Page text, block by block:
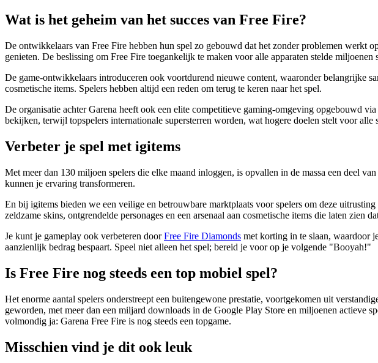
Wat is het geheim van het succes van Free Fire?
De ontwikkelaars van Free Fire hebben hun spel zo gebouwd dat het zonder problemen werkt
genieten. De beslissing om Free Fire toegankelijk te maken voor alle apparaten stelde
De game-ontwikkelaars introduceren ook voortdurend nieuwe content, waaronder belangrijke
cosmetische items. Spelers hebben altijd een reden om terug te keren naar het spel.
De organisatie achter Garena heeft ook een elite competitieve gaming-omgeving opgebouwd
bekijken, terwijl topspelers internationale supersterren worden, wat hogere doelen stelt voor alle
Verbeter je spel met igitems
Met meer dan 130 miljoen spelers die elke maand inloggen, is opvallen in de massa een deel
kunnen je ervaring transformeren.
En bij igitems bieden we een veilige en betrouwbare marktplaats voor spelers om deze
zeldzame skins, ontgrendelde personages en een arsenaal aan cosmetische items die laten zien
Je kunt je gameplay ook verbeteren doorFree Fire Diamonds met korting in te slaan, waardoor
aanzienlijk bedrag bespaart. Speel niet alleen het spel; bereid je voor op je volgende "Booyah!"
Is Free Fire nog steeds een top mobiel spel?
Het enorme aantal spelers onderstreept een buitengewone prestatie, voortgekomen uit
geworden, met meer dan een miljard downloads in de Google Play Store en miljoenen actieve
volmondig ja: Garena Free Fire is nog steeds een topgame.
Misschien vind je dit ook leuk